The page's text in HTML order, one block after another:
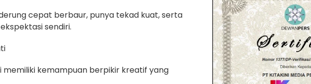
cepat berbaur, punya tekad kuat, serta
sendiri.
memiliki kemampuan berpikir kreatif yang